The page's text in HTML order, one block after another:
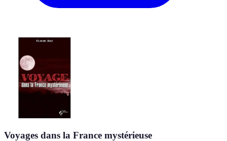
Voyages dans la France mystérieuse